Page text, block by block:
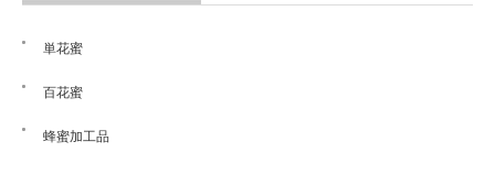
単花蜜
百花蜜
蜂蜜加工品